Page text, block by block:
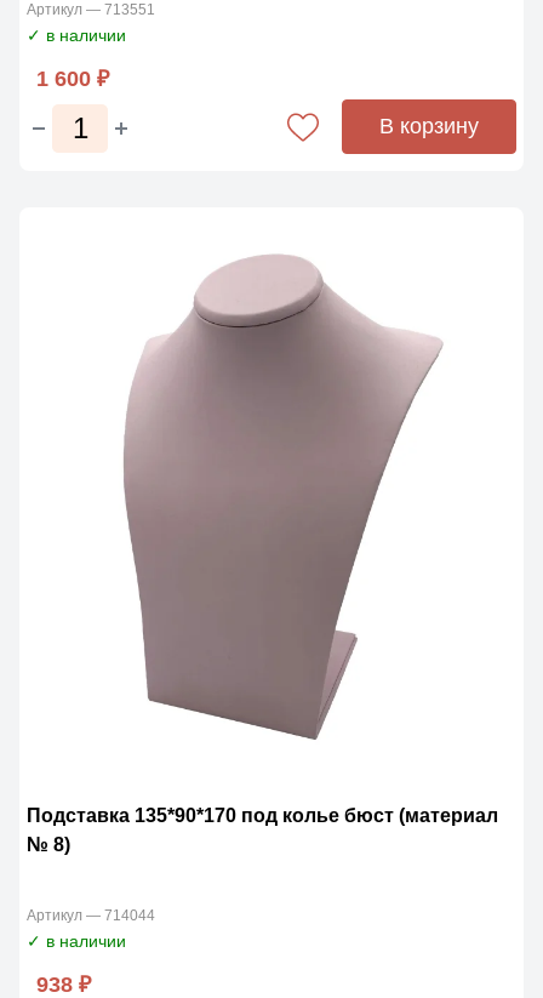
Артикул — 713551
✓ в наличии
1 600 ₽
В корзину
Подставка 135*90*170 под колье бюст (материал
№ 8)
Артикул — 714044
✓ в наличии
938 ₽